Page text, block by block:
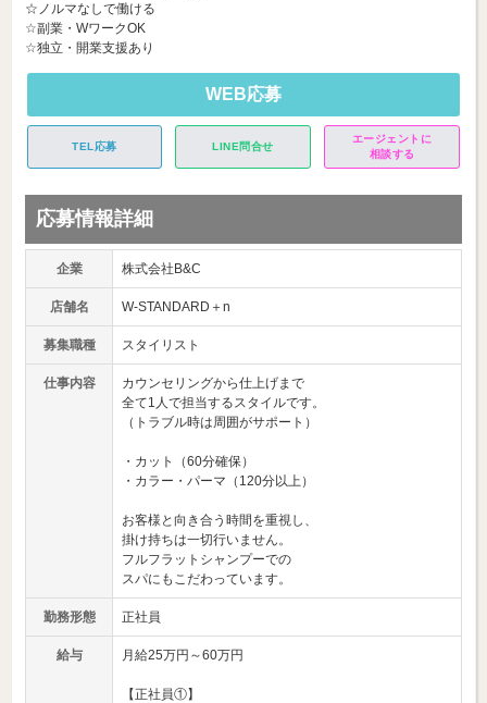
☆ノルマなしで働ける
☆副業・WワークOK
☆独立・開業支援あり
WEB応募
TEL応募 LINE問合せ
エージェントに
相談する
応募情報詳細
企業 株式会社B&C
店舗名 W-STANDARD＋n
募集職種 スタイリスト
仕事内容
カウンセリングから仕上げまで
全て1人で担当するスタイルです。
（トラブル時は周囲がサポート）
・カット（60分確保）
・カラー・パーマ（120分以上）
お客様と向き合う時間を重視し、
掛け持ちは一切行いません。
フルフラットシャンプーでの
スパにもこだわっています。
勤務形態 正社員
給与 月給25万円～60万円
【正社員①】